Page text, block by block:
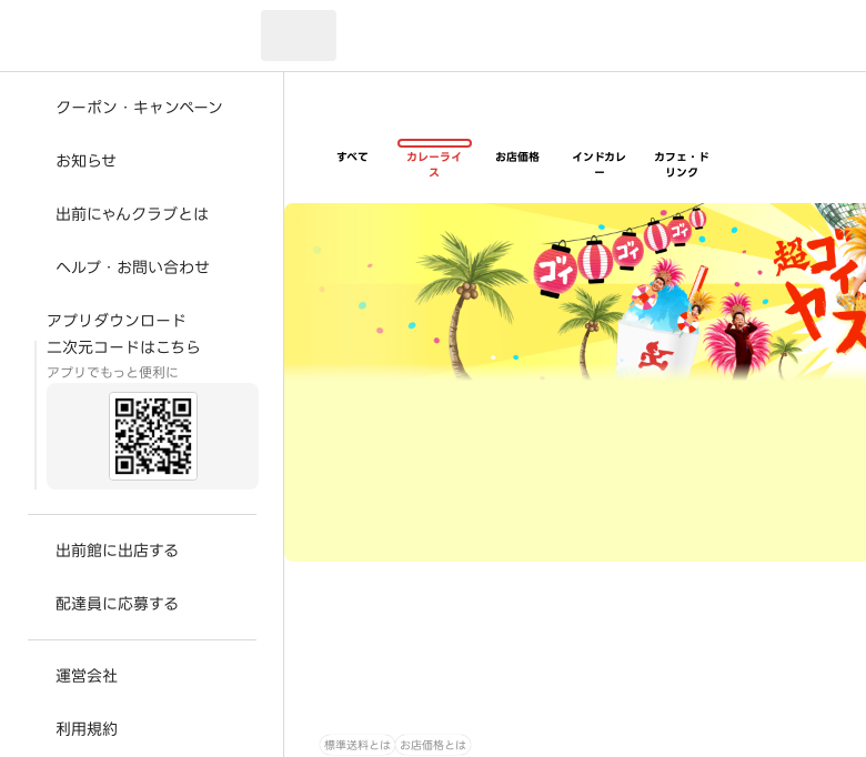
クーポン・キャンペーン
お知らせ
出前にゃんクラブとは
ヘルプ・お問い合わせ
アプリダウンロード
二次元コードはこちら
アプリでもっと便利に
出前館に出店する
配達員に応募する
運営会社
利用規約
すべて
カレーライ
ス
お店価格
インドカレ
ー
カフェ・ド
リンク
超ゴイゴイヤスー夏祭
標準送料とは お店価格とは